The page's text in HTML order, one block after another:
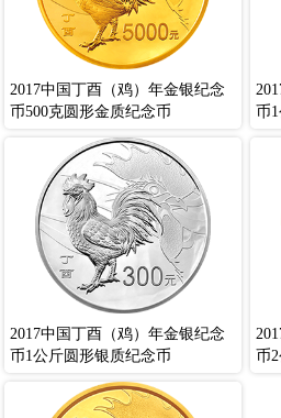
2017中国丁酉（鸡）年金银纪念
币500克圆形金质纪念币
币
2017中国丁酉（鸡）年金银纪念
币1公斤圆形银质纪念币
币